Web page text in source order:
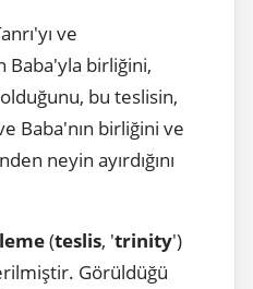
ve
Baba'yla birliğini,
olduğunu, bu teslisin,
Baba'nın birliğini ve
neyin ayırdığını
(teslis, 'trinity')
Görüldüğü